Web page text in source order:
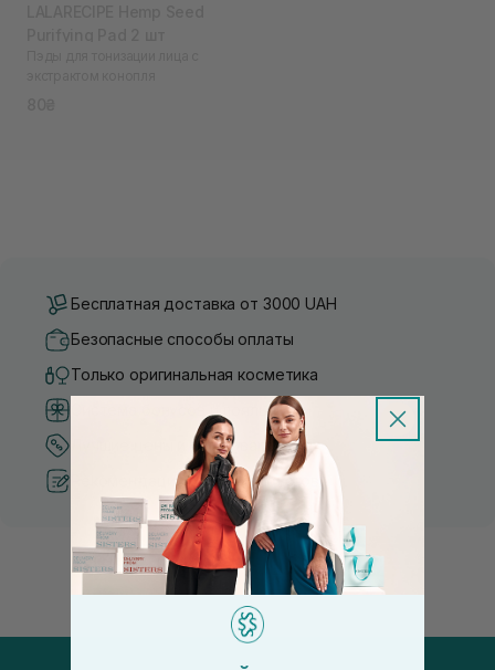
Бесплатная доставка от 3000 UAH
Безопасные способы оплаты
Только оригинальная косметика
Система бонусов и лояльности
Лучшие цены и топ товары
Рекомендации от косметологов